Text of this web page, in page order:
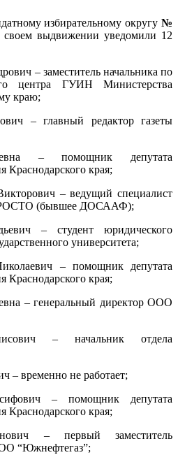
избирательному округу№
выдвижении уведомили 12
– заместитель начальника по
центра ГУИН Министерства
краю;
– главный редактор газеты
– помощник депутата
Краснодарского края;
– ведущий специалист
РОСТО (бывшее ДОСААФ);
– студент юридического
университета;
– помощник депутата
Краснодарского края;
– генеральный директор ООО
– начальник отдела
– временно не работает;
– помощник депутата
Краснодарского края;
– первый заместитель
“Южнефтегаз”;